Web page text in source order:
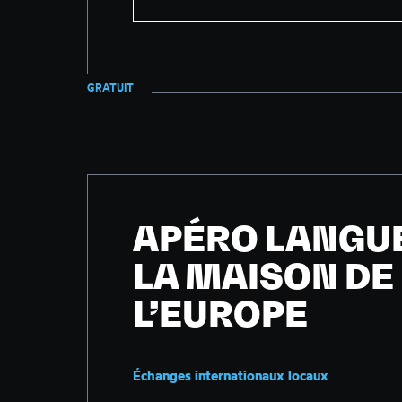
GRATUIT
APÉRO
LA MAISON DE
L’EUROPE
Échanges internationaux locaux